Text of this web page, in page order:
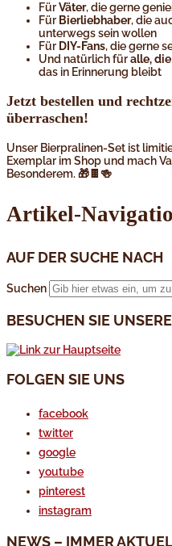
FürVäter, die gerne
Für Bierliebhaber, die
unterwegs sein wollen
Für DIY-Fans, die gerne
Und natürlich füralle,
das in Erinnerung bleibt
Jetzt bestellen und
überraschen!
Unser Bierpralinen-Set ist
Exemplar im Shop und mach
Besonderem. 🎁🍫🍻
Artikel-
AUF DER SUCHE NACH
Suchen
BESUCHEN SIE
FOLGEN SIE UNS
facebook
twitter
google
youtube
pinterest
instagram
NEWS – IMMER